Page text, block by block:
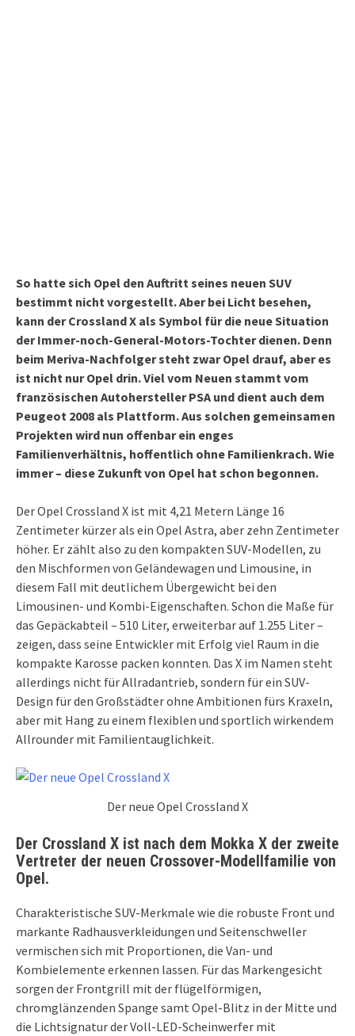
So hatte sich Opel den Auftritt seines neuen SUV
bestimmt nicht vorgestellt. Aber bei Licht besehen,
kann der Crossland X als Symbol für die neue Situation
der Immer-noch-General-Motors-Tochter dienen. Denn
beim Meriva-Nachfolger steht zwar Opel drauf, aber es
ist nicht nur Opel drin. Viel vom Neuen stammt vom
französischen Autohersteller PSA und dient auch dem
Peugeot 2008 als Plattform. Aus solchen gemeinsamen
Projekten wird nun offenbar ein enges
Familienverhältnis, hoffentlich ohne Familienkrach. Wie
immer – diese Zukunft von Opel hat schon begonnen.
Der Opel Crossland X ist mit 4,21 Metern Länge 16
Zentimeter kürzer als ein Opel Astra, aber zehn Zentimeter
höher. Er zählt also zu den kompakten SUV-Modellen, zu
den Mischformen von Geländewagen und Limousine, in
diesem Fall mit deutlichem Übergewicht bei den
Limousinen- und Kombi-Eigenschaften. Schon die Maße für
das Gepäckabteil – 510 Liter, erweiterbar auf 1.255 Liter –
zeigen, dass seine Entwickler mit Erfolg viel Raum in die
kompakte Karosse packen konnten. Das X im Namen steht
allerdings nicht für Allradantrieb, sondern für ein SUV-
Design für den Großstädter ohne Ambitionen fürs Kraxeln,
aber mit Hang zu einem flexiblen und sportlich wirkendem
Allrounder mit Familientauglichkeit.
Der neue Opel Crossland X
Der Crossland X ist nach dem Mokka X der zweite
Vertreter der neuen Crossover-Modellfamilie von
Opel.
Charakteristische SUV-Merkmale wie die robuste Front und
markante Radhausverkleidungen und Seitenschweller
vermischen sich mit Proportionen, die Van- und
Kombielemente erkennen lassen. Für das Markengesicht
sorgen der Frontgrill mit der flügelförmigen,
chromglänzenden Spange samt Opel-Blitz in der Mitte und
die Lichtsignatur der Voll-LED-Scheinwerfer mit